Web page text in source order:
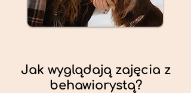
Jak wyglądają zajęcia z
behawiorystą?